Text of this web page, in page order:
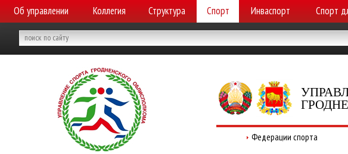
Об управлении Коллегия Структура Спорт Инваспорт Спорт
Федерации спорта